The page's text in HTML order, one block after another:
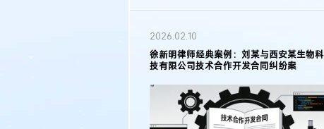
集成电路布图设计
更多 >>
2026.05.11
徐新明律师接受《天津日报》采访：解读
2025年度天津市专利行政保护案例